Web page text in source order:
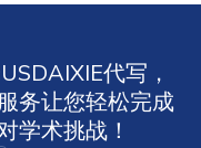
代写，
务让您轻松完成
学术挑战！